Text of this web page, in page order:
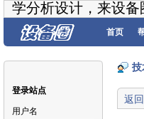
学分析设计，来设
首页
登录站点
用户名
技
返